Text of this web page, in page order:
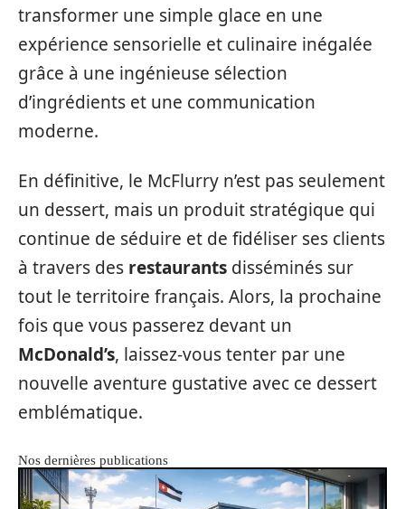
transformer une simple glace en une
expérience sensorielle et culinaire inégalée
grâce à une ingénieuse sélection
d’ingrédients et une communication
moderne.
En définitive, le McFlurry n’est pas seulement
un dessert, mais un produit stratégique qui
continue de séduire et de fidéliser ses clients
à travers des restaurants disséminés sur
tout le territoire français. Alors, la prochaine
fois que vous passerez devant un
McDonald’s, laissez-vous tenter par une
nouvelle aventure gustative avec ce dessert
emblématique.
Nos dernières publications